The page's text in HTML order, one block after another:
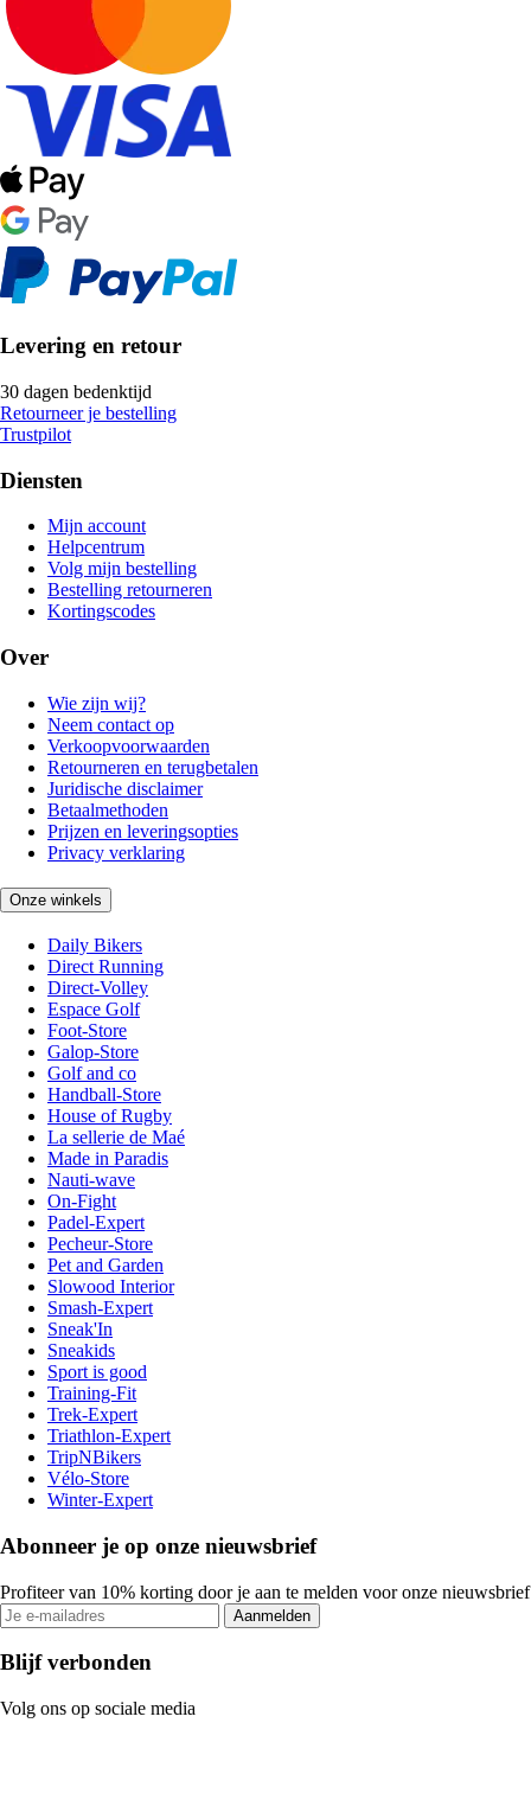
Levering en retour
30 dagen bedenktijd
Retourneer je bestelling
Trustpilot
Diensten
Mijn account
Helpcentrum
Volg mijn bestelling
Bestelling retourneren
Kortingscodes
Over
Wie zijn wij?
Neem contact op
Verkoopvoorwaarden
Retourneren en terugbetalen
Juridische disclaimer
Betaalmethoden
Prijzen en leveringsopties
Privacy verklaring
Onze winkels
Daily Bikers
Direct Running
Direct-Volley
Espace Golf
Foot-Store
Galop-Store
Golf and co
Handball-Store
House of Rugby
La sellerie de Maé
Made in Paradis
Nauti-wave
On-Fight
Padel-Expert
Pecheur-Store
Pet and Garden
Slowood Interior
Smash-Expert
Sneak'In
Sneakids
Sport is good
Training-Fit
Trek-Expert
Triathlon-Expert
TripNBikers
Vélo-Store
Winter-Expert
Abonneer je op onze nieuwsbrief
Profiteer van 10% korting door je aan te melden voor onze nieuwsbrief
Aanmelden
Blijf verbonden
Volg ons op sociale media